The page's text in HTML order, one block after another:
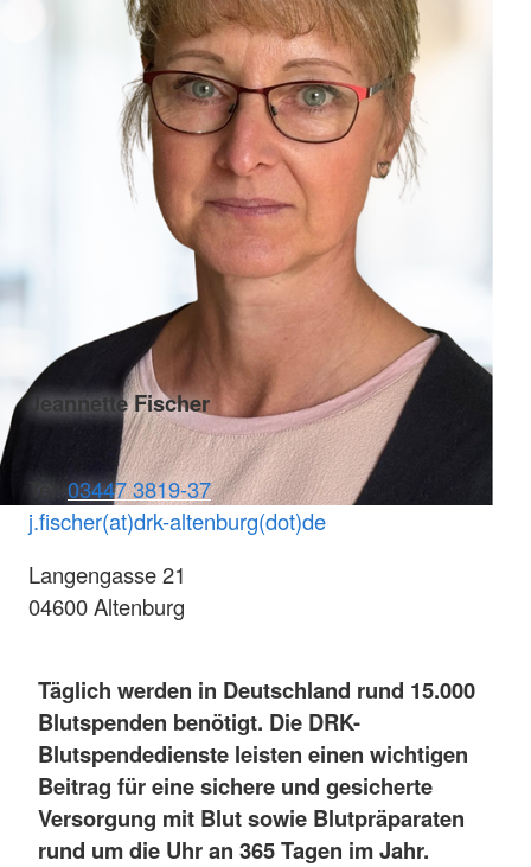
Jeannette Fischer
Tel:03447 3819-37
j.fischer(at)drk-altenburg(dot)de
Langengasse 21
04600 Altenburg
Täglich werden in Deutschland rund 15.000
Blutspenden benötigt. Die DRK-
Blutspendedienste leisten einen wichtigen
Beitrag für eine sichere und gesicherte
Versorgung mit Blut sowie Blutpräparaten
rund um die Uhr an 365 Tagen im Jahr.